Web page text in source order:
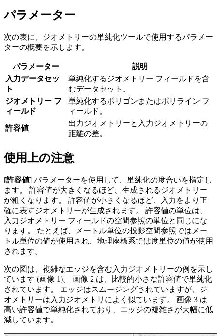
パラメーター
次の表に、ジオメトリーの単純化ツールで使用するパラメー
ターの概要を示します。
パラメーター
説明
入力データセッ
ト
単純化するジオメトリー フィールドを含
むデータセット。
ジオメトリー フ
ィールド
単純化するポリゴンまたはポリライン フ
ィールド。
許容値
出力ジオメトリーと入力ジオメトリーの
距離の差。
使用上の注意
[許容値] パラメーターを使用して、単純化の度合いを指定し
ます。 許容値が大きくなるほど、生成されるジオメトリー
が粗くなります。 許容値が小さくなるほど、入力をより正
確に表すジオメトリーが生成されます。 許容値の単位は、
入力ジオメトリー フィールドの空間参照の単位と同じにな
ります。 たとえば、メートル単位の投影空間参照ではメー
トル単位の値が使用され、地理座標系では度単位の値が使用
されます。
次の図は、複雑なエッジを含む入力ジオメトリーの例を示し
ています (画像 1)。 画像 2 は、比較的小さな許容値で単純化
されています。 エッジはスムージングされていますが、ジ
オメトリーは入力ジオメトリによく似ています。 画像 3 は
高い許容値で単純化されており、エッジの複雑さが大幅に低
減しています。